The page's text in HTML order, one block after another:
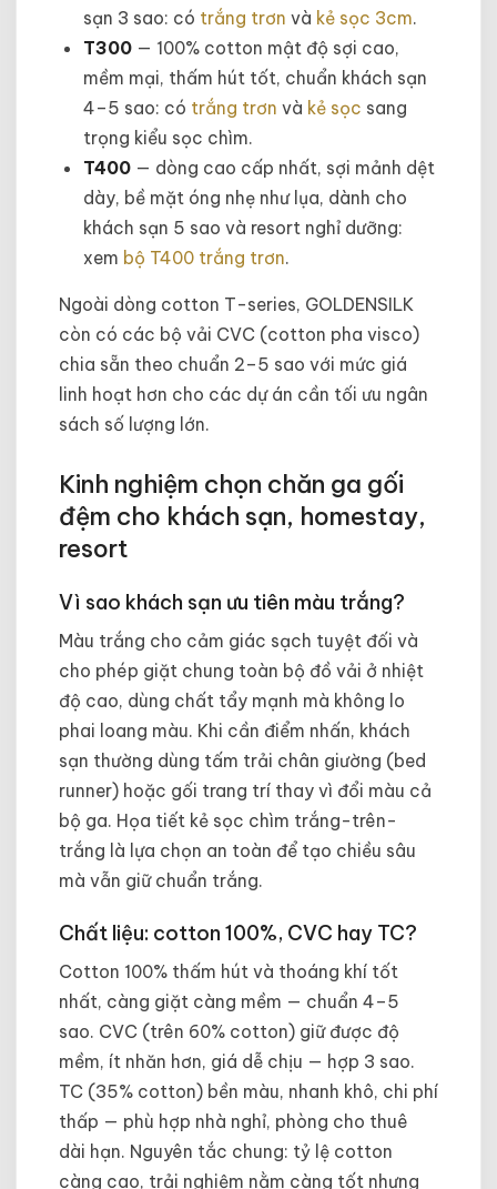
sạn 3 sao: có trắng trơn và kẻ sọc 3cm.
T300 — 100% cotton mật độ sợi cao,
mềm mại, thấm hút tốt, chuẩn khách sạn
4–5 sao: có trắng trơn và kẻ sọc sang
trọng kiểu sọc chìm.
T400 — dòng cao cấp nhất, sợi mảnh dệt
dày, bề mặt óng nhẹ như lụa, dành cho
khách sạn 5 sao và resort nghỉ dưỡng:
xem bộ T400 trắng trơn.
Ngoài dòng cotton T-series, GOLDENSILK
còn có các bộ vải CVC (cotton pha visco)
chia sẵn theo chuẩn 2–5 sao với mức giá
linh hoạt hơn cho các dự án cần tối ưu ngân
sách số lượng lớn.
Kinh nghiệm chọn chăn ga gối
đệm cho khách sạn, homestay,
resort
Vì sao khách sạn ưu tiên màu trắng?
Màu trắng cho cảm giác sạch tuyệt đối và
cho phép giặt chung toàn bộ đồ vải ở nhiệt
độ cao, dùng chất tẩy mạnh mà không lo
phai loang màu. Khi cần điểm nhấn, khách
sạn thường dùng tấm trải chân giường (bed
runner) hoặc gối trang trí thay vì đổi màu cả
bộ ga. Họa tiết kẻ sọc chìm trắng-trên-
trắng là lựa chọn an toàn để tạo chiều sâu
mà vẫn giữ chuẩn trắng.
Chất liệu: cotton 100%, CVC hay TC?
Cotton 100% thấm hút và thoáng khí tốt
nhất, càng giặt càng mềm — chuẩn 4–5
sao. CVC (trên 60% cotton) giữ được độ
mềm, ít nhăn hơn, giá dễ chịu — hợp 3 sao.
TC (35% cotton) bền màu, nhanh khô, chi phí
thấp — phù hợp nhà nghỉ, phòng cho thuê
dài hạn. Nguyên tắc chung: tỷ lệ cotton
càng cao, trải nghiệm nằm càng tốt nhưng